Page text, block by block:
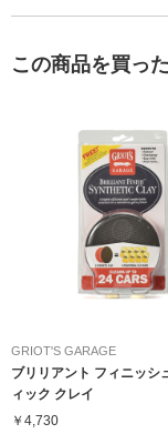
この商品を買っ
GRIOT'S GARAGE
ブリリアント フィニッシ
ィック クレイ
￥4,730